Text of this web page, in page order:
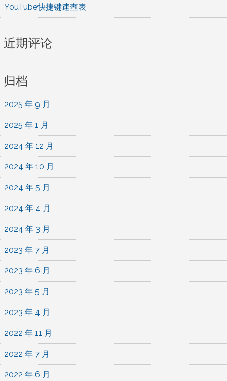
YouTube快捷键速查表
近期评论
归档
2025 年 9 月
2025 年 1 月
2024 年 12 月
2024 年 10 月
2024 年 5 月
2024 年 4 月
2024 年 3 月
2023 年 7 月
2023 年 6 月
2023 年 5 月
2023 年 4 月
2022 年 11 月
2022 年 7 月
2022 年 6 月